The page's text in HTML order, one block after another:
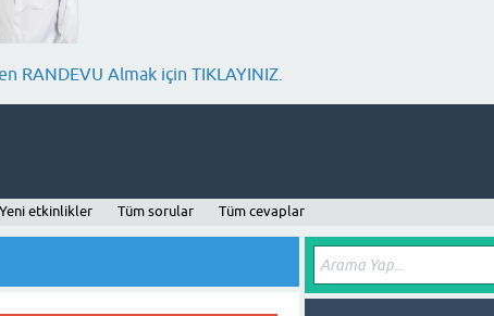
RANDEVU Almak için TIKLAYINIZ.
Yeni etkinlikler Tüm sorular Tüm cevaplar